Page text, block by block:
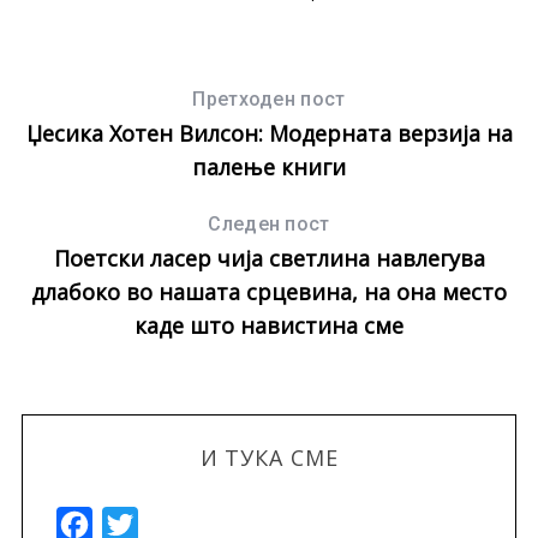
Претходен пост
Џесика Хотен Вилсон: Mодерната верзија на
палење книги
Следен пост
Поетски ласер чија светлина навлегува
длабоко во нашата срцевина, на она место
каде што навистина сме
И ТУКА СМЕ